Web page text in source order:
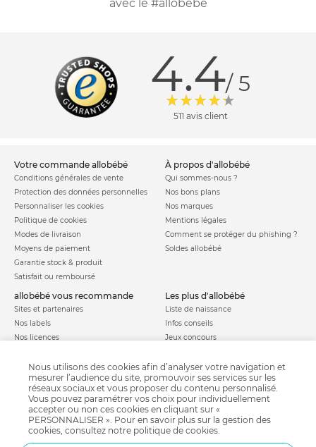
avec le #allobebe
4.4/ 5
511 avis client
votre commande allobébé
Conditions générales de vente
Protection des données personnelles
Personnaliser les cookies
Politique de cookies
Modes de livraison
Moyens de paiement
Garantie stock & produit
Satisfait ou remboursé
à propos d'allobébé
Qui sommes-nous ?
Nos bons plans
Nos marques
Mentions légales
Comment se protéger du phishing ?
Soldes allobébé
allobébé vous recommande
Sites et partenaires
Nos labels
Nos licences
les plus d'allobébé
Liste de naissance
Infos conseils
Jeux concours
Parrainage
Paiement sécurisé
Charte qualité
Nous utilisons des cookies afin d’analyser votre navigation et
mesurer l’audience du site, promouvoir ses services sur les
réseaux sociaux et vous proposer du contenu personnalisé.
Vous pouvez paramétrer vos choix pour individuellement
accepter ou non ces cookies en cliquant sur «
PERSONNALISER ». Pour en savoir plus sur la gestion des
cookies, consultez notre politique de cookies.